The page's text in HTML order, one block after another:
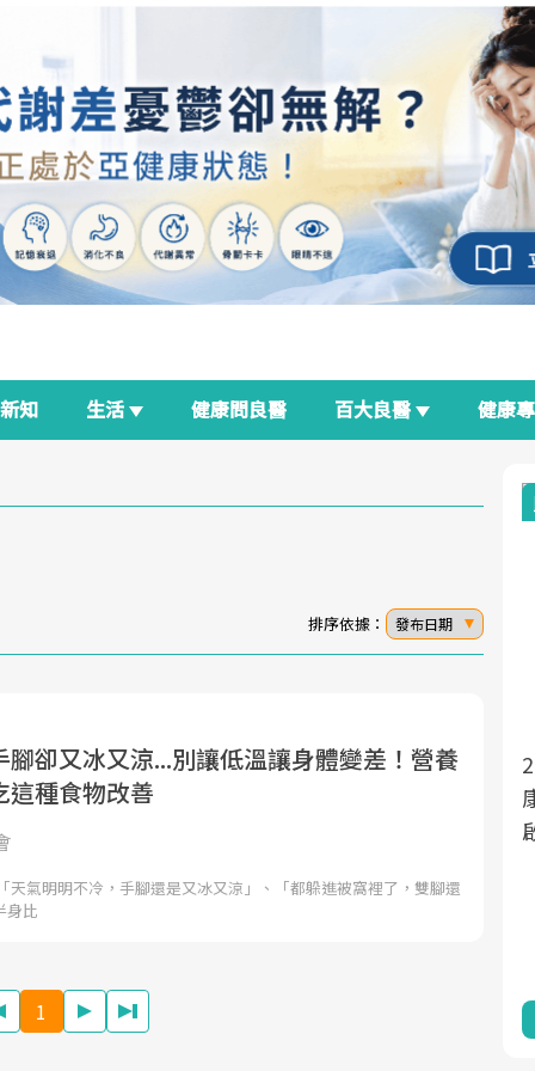
新知 生活 健康問良醫 百大良醫 健康
排序依據： 發布日期
腳卻又冰又涼...別讓低溫讓身體變差！營養
這種食物改善
天氣明明不冷，手腳還是又冰又涼」、「都躲進被窩裡了，雙腳還
身比
1
面對超高齡社會的浪潮，台灣正在快速邁
向「健康照護」的新時代。隨著國家政策
心議題。然而，健檢不只是醫療院所的服
良醫生活祭
2025年，就到良醫生活祭體驗「一站式健
康新生活」，從講座、體驗到運動，全面